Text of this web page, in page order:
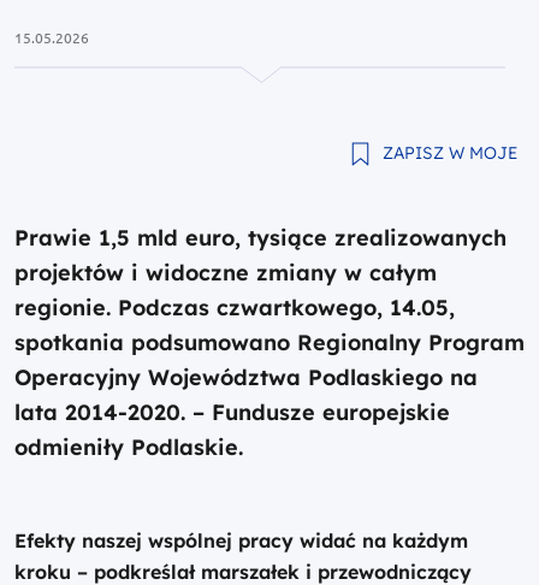
15.05.2026
ZAPISZ W MOJE
Prawie 1,5 mld euro, tysiące zrealizowanych
projektów i widoczne zmiany w całym
regionie. Podczas czwartkowego, 14.05,
spotkania podsumowano Regionalny Program
Operacyjny Województwa Podlaskiego na
lata 2014-2020. – Fundusze europejskie
odmieniły Podlaskie.
Efekty naszej wspólnej pracy widać na każdym
kroku – podkreślał marszałek i przewodniczący